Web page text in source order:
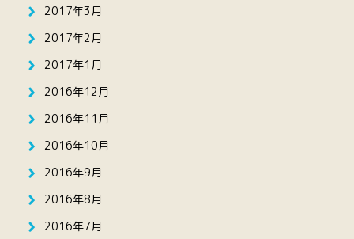
2017年3月
2017年2月
2017年1月
2016年12月
2016年11月
2016年10月
2016年9月
2016年8月
2016年7月